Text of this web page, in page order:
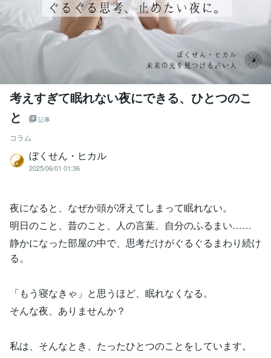
考えすぎて眠れない夜にできる、ひとつのこ
と
記事
コラム
ぼくせん・ヒカル
2025/06/01 01:36
夜になると、なぜか頭が冴えてしまって眠れない。
明日のこと、昔のこと、人の言葉、自分のふるまい……
静かになった部屋の中で、思考だけがぐるぐるまわり続け
る。
「もう寝なきゃ」と思うほど、眠れなくなる。
そんな夜、ありませんか？
私は、そんなとき、たったひとつのことをしています。